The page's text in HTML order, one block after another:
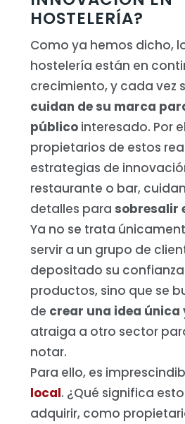
HOSTELERÍA?
Como ya hemos dicho,
hostelería están en
crecimiento, y cada vez
cuidan de su marca
público interesado. Por
propietarios de estos
estrategias de
restaurante o bar,
detalles parasobresalir
Ya no se trata
servir a un grupo de
depositado su
productos, sino que se
de crear una idea única
atraiga a otro sector
notar.
Para ello, es
local. ¿Qué significa
adquirir, como